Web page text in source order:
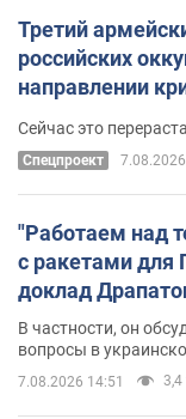
Третий
российских
направлении
удалось
Сейчас это
Спецпроект
"Работаем над
с ракетами для
доклад
В частности, он
вопросы в
7.08.2026 14:51 3,4